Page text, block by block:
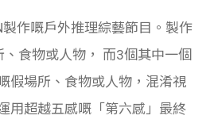
製作嘅戶外推理綜藝節目。製作
食物或人物， 而3個其中一個
假場所、食物或人物，混淆視
用超越五感嘅「第六感」 最終